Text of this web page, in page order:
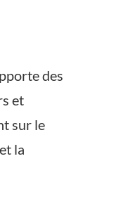
des
et
sur le
la